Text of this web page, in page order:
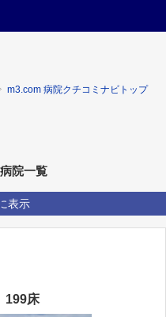
m3.com 病院クチコミナビトップ
院一覧
表示
199床